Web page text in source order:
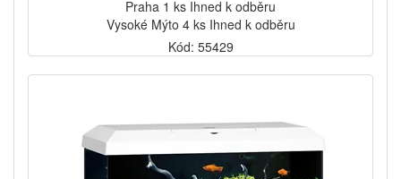
Praha 1 ks Ihned k odběru
Vysoké Mýto 4 ks Ihned k odběru
Kód: 55429